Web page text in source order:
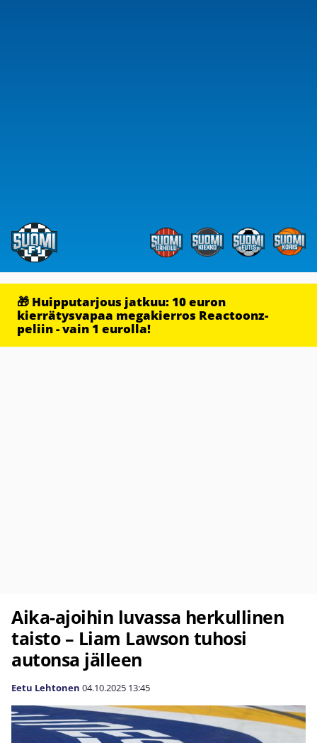
🎁 Huipputarjous jatkuu: 10 euron
kierrätysvapaa megakierros Reactoonz-
peliin - vain 1 eurolla!
Aika-ajoihin luvassa herkullinen
taisto – Liam Lawson tuhosi
autonsa jälleen
Eetu Lehtonen 04.10.2025 13:45